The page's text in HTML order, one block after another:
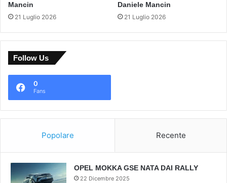
Mancin
21 Luglio 2026
Daniele Mancin
21 Luglio 2026
Follow Us
0
Fans
Popolare Recente
OPEL MOKKA GSE NATA DAI RALLY
22 Dicembre 2025